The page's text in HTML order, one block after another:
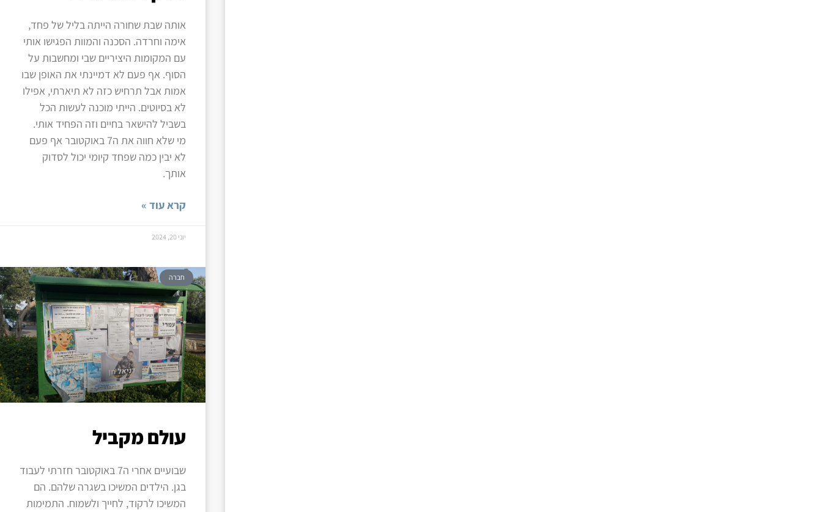
אותה שבת שחורה הייתה בליל של פחד,
אימה וחרדה. הסכנה והמוות הפגישו אותי
עם המקומות היציריים שבי ומחשבות על
הסוף. אף פעם לא דמיינתי את האופן שבו
אמות אבל תרחיש כזה לא תיארתי, אפילו
לא בסיוטים. הייתי מוכנה לעשות הכל
בשביל להישאר בחיים וזה הפחיד אותי.
מי שלא חווה את ה7 באוקטובר אף פעם
לא יבין כמה שפחד קיומי יכול לסדוק
אותך.
קרא עוד »
יוני 20, 2024
חברה
עולם מקביל
שבועיים אחרי ה7 באוקטובר חזרתי לעבוד
בגן. הילדים המשיכו בשגרה שלהם. הם
המשיכו לרקוד, לחייך ולשמוח. התמימות